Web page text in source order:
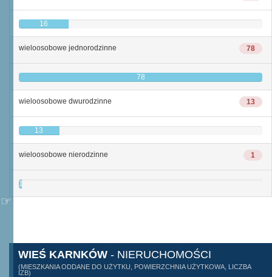
16
78
wieloosobowe jednorodzinne
78
13
wieloosobowe dwurodzinne
13
1
wieloosobowe nierodzinne
1
WIEŚ KARNKÓW - NIERUCHOMOŚCI
(MIESZKANIA ODDANE DO UŻYTKU, POWIERZCHNIA UŻYTKOWA, LICZBA
IZB)